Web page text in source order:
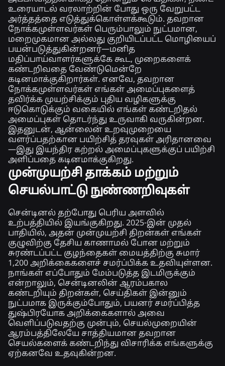
உரையாடல் வரலாற்றின் போது ஒரு வேறுபட்ட
அர்த்தத்தை எடுத்துக்கொள்ளக்கூடும். தவறான
நோக்கமுள்ளவர்கள் பெரும்பாலும் நுட்பமான,
மறைமுகமான அல்லது குறியிடப்பட்ட மொழியைப்
பயன்படுத்துகின்றனர்—மனித
மதிப்பாய்வாளர்களுக்கே கூட, முறைகளைக்
கண்டறிவதை வேண்டுமென்றே
கடினமாக்குகிறார்கள். எனவே, தவறான
நோக்கமுள்ளவர்கள் எங்கள் அமைப்புகளைத்
தவிர்க்க முயற்சிக்கும் புதிய வழிகளுக்கு
ஈடுகொடுக்கும் வகையில் எங்கள் கண்டறிதல்
அமைப்புகள் தொடர்ந்து உருவாகி வருகின்றன.
இதனுடன், ஆன்லைன் உறவுமுறையை
வளர்ப்பதற்கான பயிற்சித் தரவுகள் அரிதானவை
—இது இயந்திர கற்றல் அமைப்புகளுக்குப் பயிற்சி
அளிப்பதை கடினமாக்குகிறது.
முன்முயற்சி தாக்கம் மற்றும்
செயல்பாட்டு நுண்ணறிவுகள்
சென்டினல் தற்போது பெரிய அளவில்
உற்பத்தியில் இயங்குகிறது. 2025-இன் முதல்
பாதியில், அதன் முன்முயற்சி திறன்கள் எங்கள்
குழுவிற்கு தேசிய காணாமல் போன மற்றும்
சுரண்டப்பட்ட குழந்தைகள் மையத்திற்கு சுமார்
1,200 அறிக்கைகளைச் சமர்ப்பிக்க உதவியுள்ளன.
நாங்கள் எப்போதும் மேம்படுத்த இடமிருக்கும்
என்றாலும், சென்டினலின் ஆரம்பகால
கண்டறியும் திறன்கள், செய்திகள் இன்னும்
நுட்பமாக இருக்கும்போதும், பயனர் சமர்ப்பித்த
துஷ்பிரயோக அறிக்கைகளால் அவை
வெளிப்படுவதற்கு முன்பும், செயல்முறையின்
ஆரம்பத்திலேயே சாத்தியமான தவறான
செயல்களைக் கண்டறிந்து விசாரிக்க எங்களுக்கு
ஏற்கனவே உதவுகின்றன.